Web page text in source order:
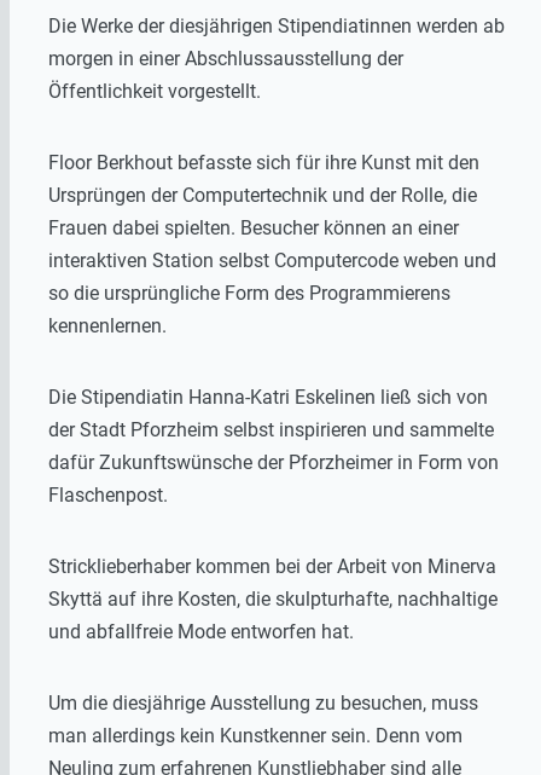
Die Werke der diesjährigen Stipendiatinnen werden ab
morgen in einer Abschlussausstellung der
Öffentlichkeit vorgestellt.
Floor Berkhout befasste sich für ihre Kunst mit den
Ursprüngen der Computertechnik und der Rolle, die
Frauen dabei spielten. Besucher können an einer
interaktiven Station selbst Computercode weben und
so die ursprüngliche Form des Programmierens
kennenlernen.
Die Stipendiatin Hanna-Katri Eskelinen ließ sich von
der Stadt Pforzheim selbst inspirieren und sammelte
dafür Zukunftswünsche der Pforzheimer in Form von
Flaschenpost.
Stricklieberhaber kommen bei der Arbeit von Minerva
Skyttä auf ihre Kosten, die skulpturhafte, nachhaltige
und abfallfreie Mode entworfen hat.
Um die diesjährige Ausstellung zu besuchen, muss
man allerdings kein Kunstkenner sein. Denn vom
Neuling zum erfahrenen Kunstliebhaber sind alle